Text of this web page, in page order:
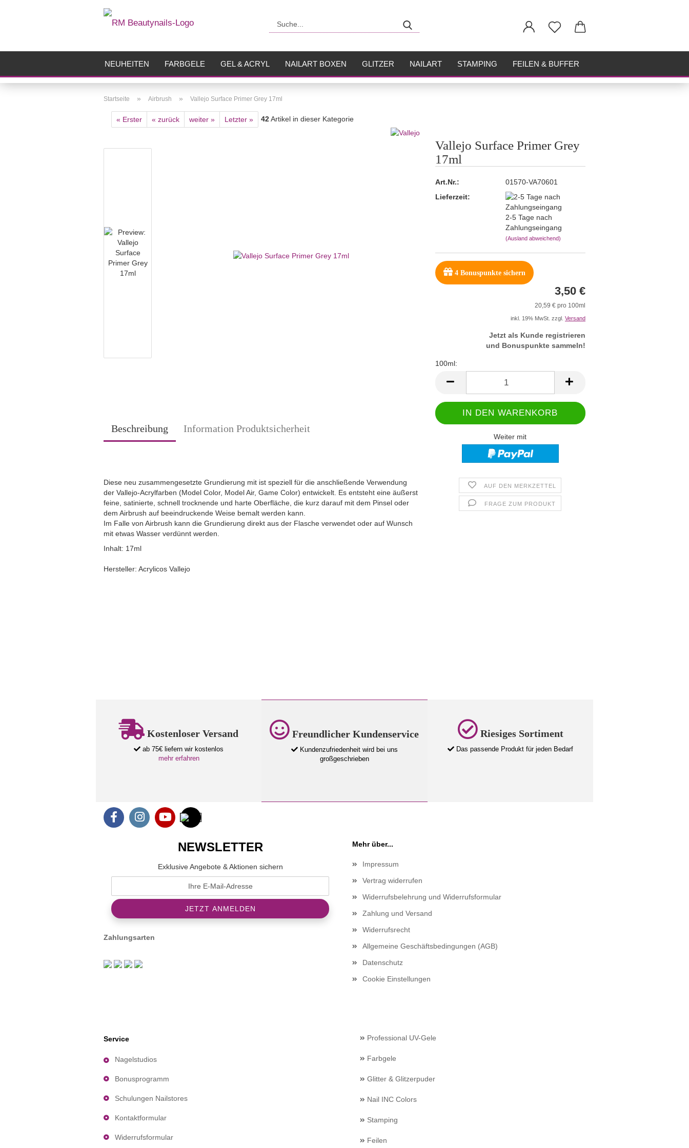
NEUHEITEN FARBGELE GEL & ACRYL NAILART BOXEN GLITZER NAILART STAMPING FEILEN & BUFFER
Startseite » Airbrush » Vallejo Surface Primer Grey 17ml
« Erster « zurück weiter » Letzter » 42Artikel in dieser Kategorie
Vallejo Surface Primer Grey
17ml
Art.Nr.:
01570-VA70601
Lieferzeit:
2-5 Tage nach
Zahlungseingang
(Ausland abweichend)
4Bonuspunkte sichern
3,50 €
20,59 € pro 100ml
inkl. 19% MwSt. zzgl. Versand
Jetzt als Kunde registrieren
und Bonuspunkte sammeln!
100ml:
100ml
Weiter mit
AUF DEN MERKZETTEL
FRAGE ZUM PRODUKT
Beschreibung Information Produktsicherheit
Diese neu zusammengesetzte Grundierung mit ist speziell für die anschließende Verwendung
der Vallejo-Acrylfarben (Model Color, Model Air, Game Color) entwickelt. Es entsteht eine äußerst
feine, satinierte, schnell trocknende und harte Oberfläche, die kurz darauf mit dem Pinsel oder
dem Airbrush auf beeindruckende Weise bemalt werden kann.
Im Falle von Airbrush kann die Grundierung direkt aus der Flasche verwendet oder auf Wunsch
mit etwas Wasser verdünnt werden.
Inhalt: 17ml
Hersteller: Acrylicos Vallejo
Kostenloser Versand
ab 75€ liefern wir kostenlos
mehr erfahren
Freundlicher Kundenservice
Kundenzufriedenheit wird bei uns
großgeschrieben
Riesiges Sortiment
Das passende Produkt für jeden Bedarf
NEWSLETTER
Exklusive Angebote & Aktionen sichern
Zahlungsarten
Mehr über...
Impressum
Vertrag widerrufen
Widerrufsbelehrung und Widerrufsformular
Zahlung und Versand
Widerrufsrecht
Allgemeine Geschäftsbedingungen (AGB)
Datenschutz
Cookie Einstellungen
Service
Nagelstudios
Bonusprogramm
Schulungen Nailstores
Kontaktformular
Widerrufsformular
Professional UV-Gele
Farbgele
Glitter & Glitzerpuder
Nail INC Colors
Stamping
Feilen